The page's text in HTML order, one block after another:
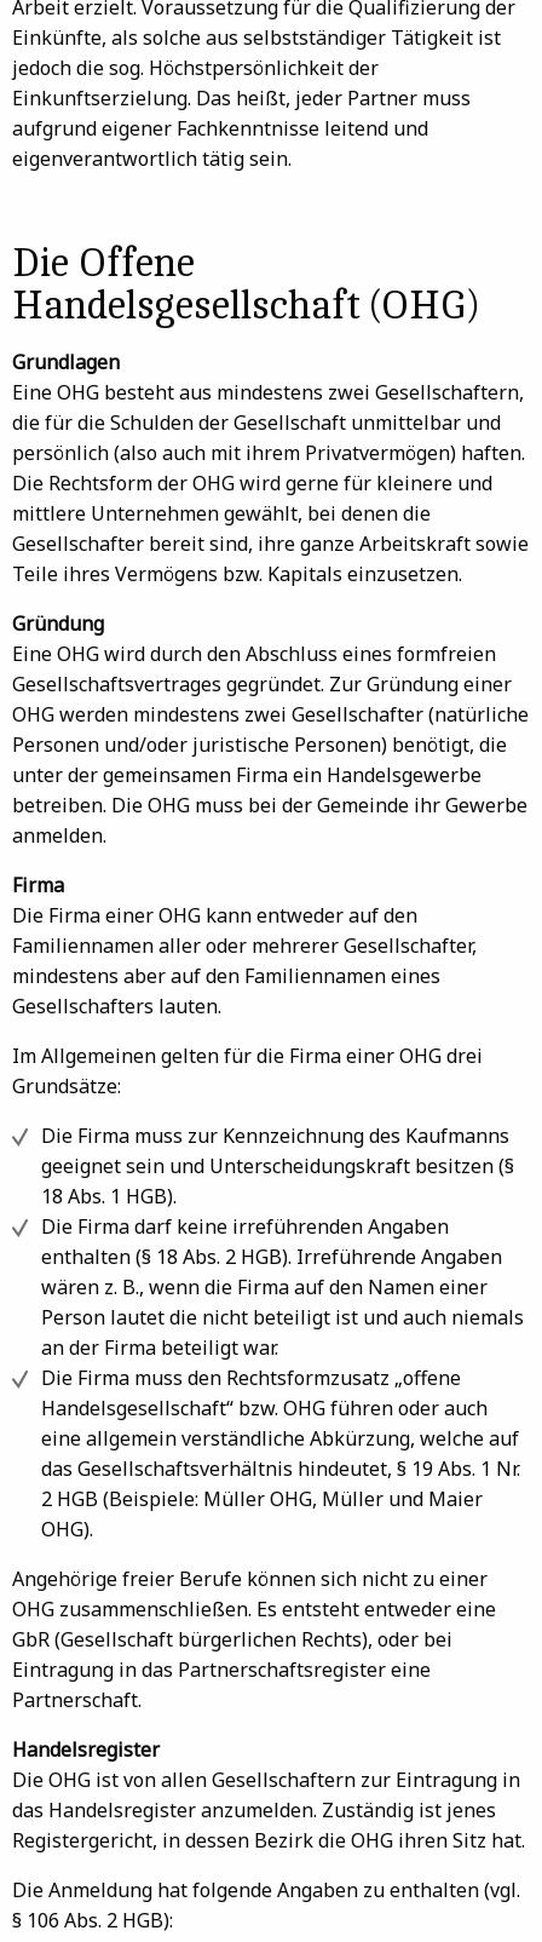
Arbeit erzielt. Voraussetzung für die Qualifizierung der
Einkünfte, als solche aus selbstständiger Tätigkeit ist
jedoch die sog. Höchstpersönlichkeit der
Einkunftserzielung. Das heißt, jeder Partner muss
aufgrund eigener Fachkenntnisse leitend und
eigenverantwortlich tätig sein.
Die Offene
Handelsgesellschaft (OHG)
Grundlagen
Eine OHG besteht aus mindestens zwei Gesellschaftern,
die für die Schulden der Gesellschaft unmittelbar und
persönlich (also auch mit ihrem Privatvermögen) haften.
Die Rechtsform der OHG wird gerne für kleinere und
mittlere Unternehmen gewählt, bei denen die
Gesellschafter bereit sind, ihre ganze Arbeitskraft sowie
Teile ihres Vermögens bzw. Kapitals einzusetzen.
Gründung
Eine OHG wird durch den Abschluss eines formfreien
Gesellschaftsvertrages gegründet. Zur Gründung einer
OHG werden mindestens zwei Gesellschafter (natürliche
Personen und/oder juristische Personen) benötigt, die
unter der gemeinsamen Firma ein Handelsgewerbe
betreiben. Die OHG muss bei der Gemeinde ihr Gewerbe
anmelden.
Firma
Die Firma einer OHG kann entweder auf den
Familiennamen aller oder mehrerer Gesellschafter,
mindestens aber auf den Familiennamen eines
Gesellschafters lauten.
Im Allgemeinen gelten für die Firma einer OHG drei
Grundsätze:
Die Firma muss zur Kennzeichnung des Kaufmanns
geeignet sein und Unterscheidungskraft besitzen (§
18 Abs. 1 HGB).
Die Firma darf keine irreführenden Angaben
enthalten (§ 18 Abs. 2 HGB). Irreführende Angaben
wären z. B., wenn die Firma auf den Namen einer
Person lautet die nicht beteiligt ist und auch niemals
an der Firma beteiligt war.
Die Firma muss den Rechtsformzusatz „offene
Handelsgesellschaft“ bzw. OHG führen oder auch
eine allgemein verständliche Abkürzung, welche auf
das Gesellschaftsverhältnis hindeutet, § 19 Abs. 1 Nr.
2 HGB (Beispiele: Müller OHG, Müller und Maier
OHG).
Angehörige freier Berufe können sich nicht zu einer
OHG zusammenschließen. Es entsteht entweder eine
GbR (Gesellschaft bürgerlichen Rechts), oder bei
Eintragung in das Partnerschaftsregister eine
Partnerschaft.
Handelsregister
Die OHG ist von allen Gesellschaftern zur Eintragung in
das Handelsregister anzumelden. Zuständig ist jenes
Registergericht, in dessen Bezirk die OHG ihren Sitz hat.
Die Anmeldung hat folgende Angaben zu enthalten (vgl.
§ 106 Abs. 2 HGB):